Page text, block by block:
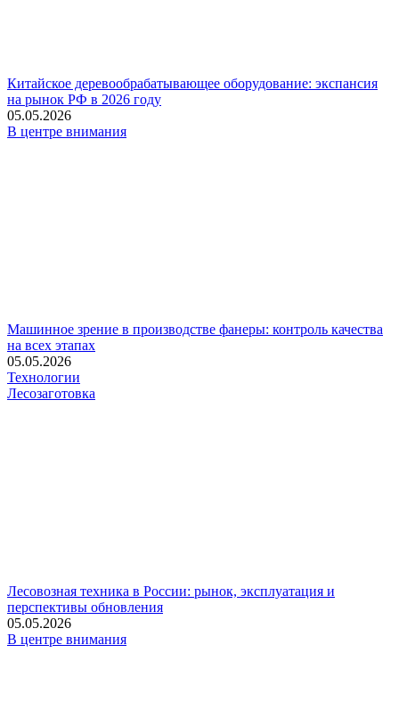
Китайское деревообрабатывающее оборудование: экспансия
на рынок РФ в 2026 году
05.05.2026
В центре внимания
Машинное зрение в производстве фанеры: контроль качества
на всех этапах
05.05.2026
Технологии
Лесозаготовка
Лесовозная техника в России: рынок, эксплуатация и
перспективы обновления
05.05.2026
В центре внимания